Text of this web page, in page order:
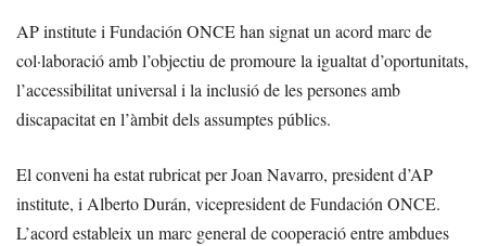
AP institute i Fundación ONCE han signat un acord marc de
col·laboració amb l’objectiu de promoure la igualtat d’oportunitats,
l’accessibilitat universal i la inclusió de les persones amb
discapacitat en l’àmbit dels assumptes públics.
El conveni ha estat rubricat per Joan Navarro, president d’AP
institute, i Alberto Durán, vicepresident de Fundación ONCE.
L’acord estableix un marc general de cooperació entre ambdues